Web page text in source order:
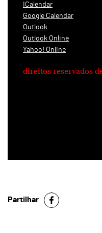
ICalendar
Google Calendar
Outlook
Outlook Online
Yahoo! Online
direitos reservados
Partilhar